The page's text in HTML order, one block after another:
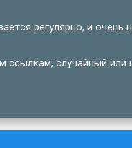
регулярно, и очень
ссылкам, случайный